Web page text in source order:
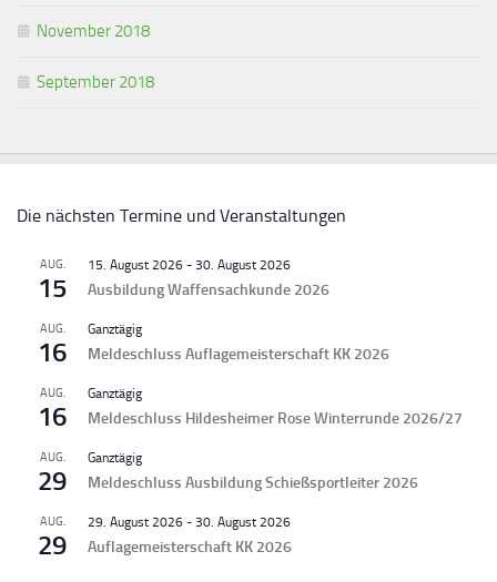
November 2018
September 2018
Die nächsten Termine und Veranstaltungen
AUG.
15
15. August 2026 - 30. August 2026
Ausbildung Waffensachkunde 2026
AUG.
16
Ganztägig
Meldeschluss Auflagemeisterschaft KK 2026
AUG.
16
Ganztägig
Meldeschluss Hildesheimer Rose Winterrunde 2026/27
AUG.
29
Ganztägig
Meldeschluss Ausbildung Schießsportleiter 2026
AUG.
29
29. August 2026 - 30. August 2026
Auflagemeisterschaft KK 2026